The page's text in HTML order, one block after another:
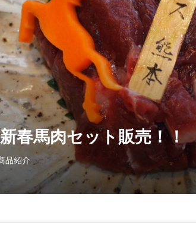
熊本直送 コウネ ５０ｇ
¥1,080 (税込)
春馬肉セット販売！！
品紹介